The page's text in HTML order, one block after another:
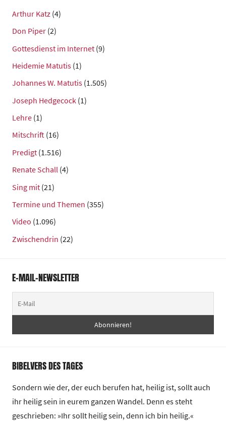
Arthur Katz (4)
Don Piper (2)
Gottesdienst im Internet (9)
Heidemie Matutis (1)
Johannes W. Matutis (1.505)
Joseph Hedgecock (1)
Lehre (1)
Mitschrift (16)
Predigt (1.516)
Renate Schall (4)
Sing mit (21)
Termine und Themen (355)
Video (1.096)
Zwischendrin (22)
E-MAIL-NEWSLETTER
BIBELVERS DES TAGES
Sondern wie der, der euch berufen hat, heilig ist, sollt auch
ihr heilig sein in eurem ganzen Wandel. Denn es steht
geschrieben: »Ihr sollt heilig sein, denn ich bin heilig.«